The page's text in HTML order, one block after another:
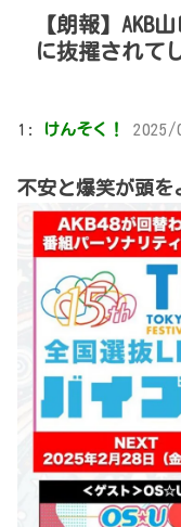
【朗報】AKB
に抜擢されてし
1: けんそく！
不安と爆笑が頭を